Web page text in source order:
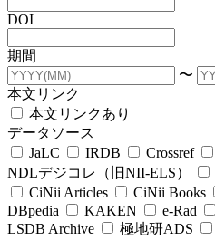
DOI
期間
〜
本文リンク
本文リンクあり
データソース
JaLC
IRDB Crossref
NDLデジコレ（旧NII-ELS）
CiNii Articles
CiNii Books
DBpedia
KAKEN e-Rad
LSDB Archive
極地研ADS